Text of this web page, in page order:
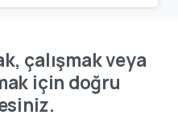
çalışmak veya
için doğru